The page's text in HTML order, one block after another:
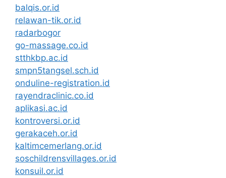
balqis.or.id
relawan-tik.or.id
radarbogor
go-massage.co.id
stthkbp.ac.id
smpn5tangsel.sch.id
onduline-registration.id
rayendraclinic.co.id
aplikasi.ac.id
kontroversi.or.id
gerakaceh.or.id
kaltimcemerlang.or.id
soschildrensvillages.or.id
konsuil.or.id